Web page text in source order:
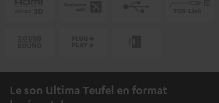
Le son Ultima Teufel en format